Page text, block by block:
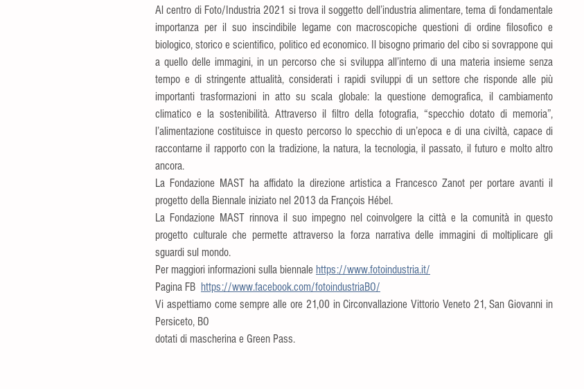
Al centro di Foto/Industria 2021 si trova il soggetto dell’industria alimentare, tema di fondamentale
importanza per il suo inscindibile legame con macroscopiche questioni di ordine filosofico e
biologico, storico e scientifico, politico ed economico. Il bisogno primario del cibo si sovrappone qui
a quello delle immagini, in un percorso che si sviluppa all’interno di una materia insieme senza
tempo e di stringente attualità, considerati i rapidi sviluppi di un settore che risponde alle più
importanti trasformazioni in atto su scala globale: la questione demografica, il cambiamento
climatico e la sostenibilità. Attraverso il filtro della fotografia, “specchio dotato di memoria”,
l’alimentazione costituisce in questo percorso lo specchio di un’epoca e di una civiltà, capace di
raccontarne il rapporto con la tradizione, la natura, la tecnologia, il passato, il futuro e molto altro
ancora.
La Fondazione MAST ha affidato la direzione artistica a Francesco Zanot per portare avanti il
progetto della Biennale iniziato nel 2013 da François Hébel.
La Fondazione MAST rinnova il suo impegno nel coinvolgere la città e la comunità in questo
progetto culturale che permette attraverso la forza narrativa delle immagini di moltiplicare gli
sguardi sul mondo.
Per maggiori informazioni sulla biennale https://www.fotoindustria.it/
Pagina FB https://www.facebook.com/fotoindustriaBO/
Vi aspettiamo come sempre alle ore 21,00 in Circonvallazione Vittorio Veneto 21, San Giovanni in
Persiceto, BO
dotati di mascherina e Green Pass.